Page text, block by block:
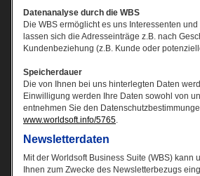
Datenanalyse durch die WBS
Die WBS ermöglicht es uns Interessenten
lassen sich die Adresseinträge z.B. nach
Kundenbeziehung (z.B. Kunde oder
Speicherdauer
Die von Ihnen bei uns hinterlegten Daten
Einwilligung werden Ihre Daten sowohl von
entnehmen Sie den
www.worldsoft.info/5765.
Newsletterdaten
Mit der Worldsoft Business Suite (WBS)
Ihnen zum Zwecke des Newsletterbezugs